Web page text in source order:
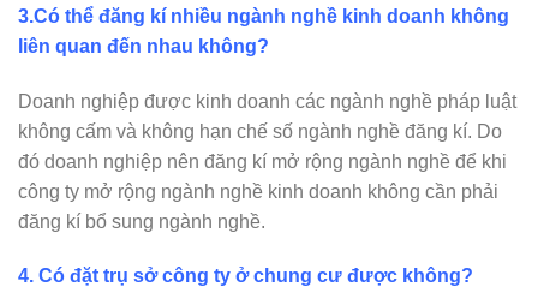
3.Có thể đăng kí nhiều ngành nghề kinh doanh không
liên quan đến nhau không?
Doanh nghiệp được kinh doanh các ngành nghề pháp luật
không cấm và không hạn chế số ngành nghề đăng kí. Do
đó doanh nghiệp nên đăng kí mở rộng ngành nghề để khi
công ty mở rộng ngành nghề kinh doanh không cần phải
đăng kí bổ sung ngành nghề.
4. Có đặt trụ sở công ty ở chung cư được không?